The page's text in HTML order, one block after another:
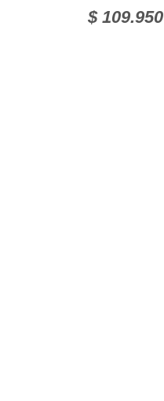
$109.950